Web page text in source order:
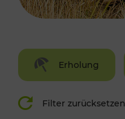
Erholung
Filter zurücksetzen